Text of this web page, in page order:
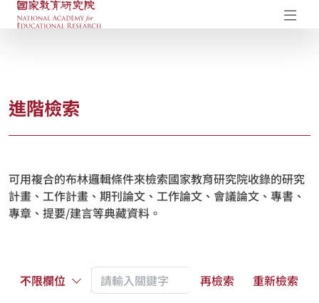
國家教育研究院-研究成果典藏庫
進階檢索
可用複合的布林邏輯條件來檢索國家教育研究院收錄的研究
計畫、工作計畫、期刊論文、工作論文、會議論文、專書、
專章、提要/建言等典藏資料。
不限欄位 再檢索
重新檢索